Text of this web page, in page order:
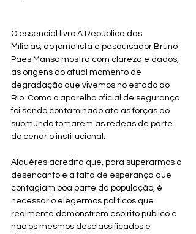
O essencial livro A República das
Milícias, do jornalista e pesquisador Bruno
Paes Manso mostra com clareza e dados,
as origens do atual momento de
degradação que vivemos no estado do
Rio. Como o aparelho oficial de segurança
foi sendo contaminado até as forças do
submundo tomarem as rédeas de parte
do cenário institucional.
Alquéres acredita que, para superarmos o
desencanto e a falta de esperança que
contagiam boa parte da população, é
necessário elegermos políticos que
realmente demonstrem espírito público e
não os mesmos desclassificados e